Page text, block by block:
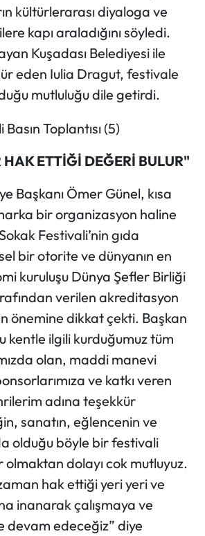
kültürlerarası diyaloga ve
kapı araladığını söyledi.
Kuşadası Belediyesi ile
eden Iulia Dragut, festivale
mutluluğu dile getirdi.
HAK ETTİĞİ DEĞERİ BULUR"
Başkanı Ömer Günel, kısa
bir organizasyon haline
Festivali’nin gıda
bir otorite ve dünyanın en
kuruluşu Dünya Şefler Birliği
verilen akreditasyon
önemine dikkat çekti. Başkan
kentle ilgili kurduğumuz tüm
olan, maddi manevi
ve katkı veren
adına teşekkür
sanatın, eğlencenin ve
olduğu böyle bir festivali
dolayı cok mutluyuz.
hak ettiği yeri yeri ve
inanarak çalışmaya ve
devam edeceğiz” diye